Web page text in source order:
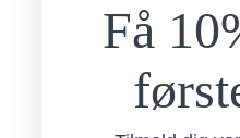
Mandag
Få